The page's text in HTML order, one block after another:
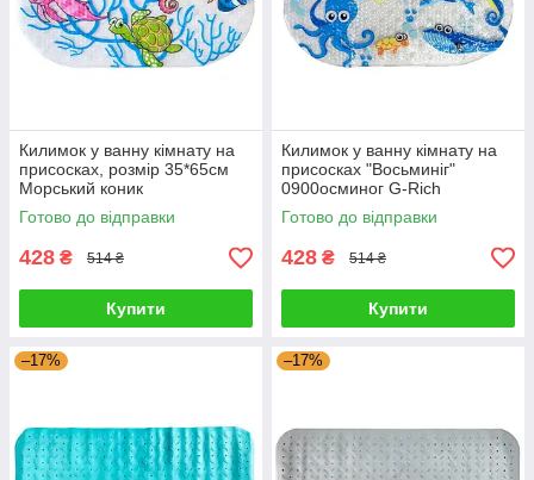
Килимок у ванну кімнату на
присосках, розмір 35*65см
Морський коник
0900морскойконек G-Rich
Готово до відправки
428 ₴ 514 ₴
Купити
Килимок у ванну кімнату на
присосках "Восьминіг"
0900осминог G-Rich
Готово до відправки
428 ₴ 514 ₴
Купити
–17% –17%